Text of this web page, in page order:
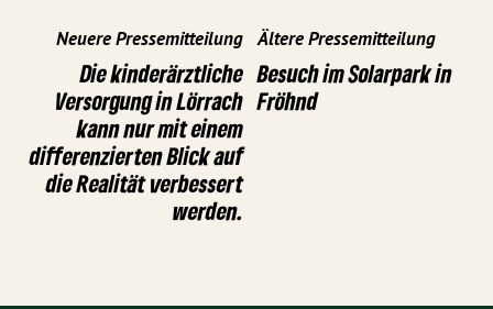
Neuere Pressemitteilung
Die kinderärztliche
Versorgung in Lörrach
kann nur mit einem
differenzierten Blick auf
die Realität verbessert
werden.
Ältere Pressemitteilung
Besuch im Solarpark in
Fröhnd